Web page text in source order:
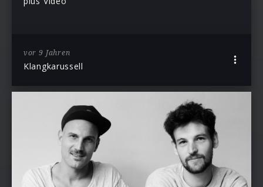
vor 9 Jahren
Klangkarussell